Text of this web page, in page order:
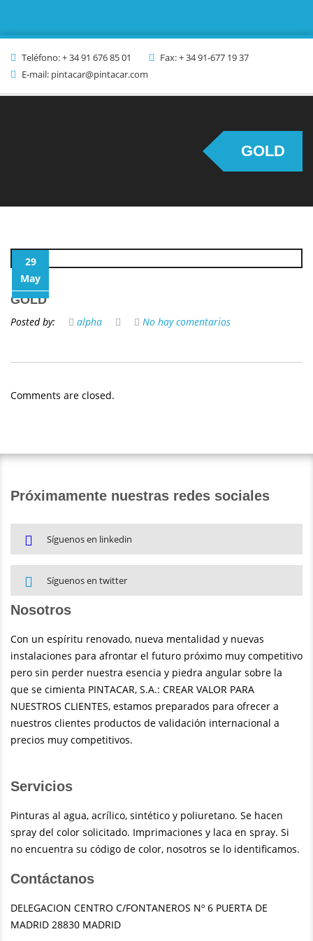
Teléfono: + 34 91 676 85 01
Fax: + 34 91-677 19 37
E-mail: pintacar@pintacar.com
GOLD
29
May
GOLD
Posted by: alpha No hay comentarios
Comments are closed.
Próximamente nuestras redes sociales
Síguenos en linkedin
Síguenos en twitter
Nosotros
Con un espíritu renovado, nueva mentalidad y nuevas
instalaciones para afrontar el futuro próximo muy competitivo
pero sin perder nuestra esencia y piedra angular sobre la
que se cimienta PINTACAR, S.A.: CREAR VALOR PARA
NUESTROS CLIENTES, estamos preparados para ofrecer a
nuestros clientes productos de validación internacional a
precios muy competitivos.
Servicios
Pinturas al agua, acrílico, sintético y poliuretano. Se hacen
spray del color solicitado. Imprimaciones y laca en spray. Si
no encuentra su código de color, nosotros se lo identificamos.
Contáctanos
DELEGACION CENTRO C/FONTANEROS Nº 6 PUERTA DE
MADRID 28830 MADRID